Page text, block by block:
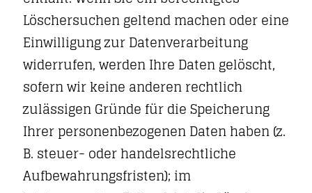
Löschersuchen geltend machen oder eine
Einwilligung zur Datenverarbeitung
widerrufen, werden Ihre Daten gelöscht,
sofern wir keine anderen rechtlich
zulässigen Gründe für die Speicherung
Ihrer personenbezogenen Daten haben (z.
B. steuer- oder handelsrechtliche
Aufbewahrungsfristen); im